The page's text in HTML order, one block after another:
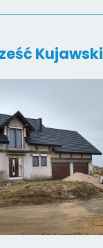
Kujawski